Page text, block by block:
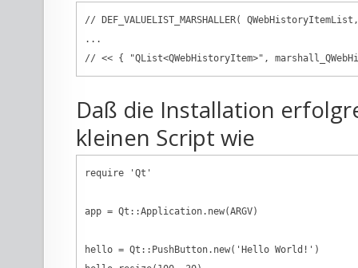
// DEF_VALUELIST_MARSHALLER(
...
Daß die Installation
kleinen Script wie
require 'Qt'
app = Qt::Application.new(ARGV)
hello = Qt::PushButton.new('Hello World!')